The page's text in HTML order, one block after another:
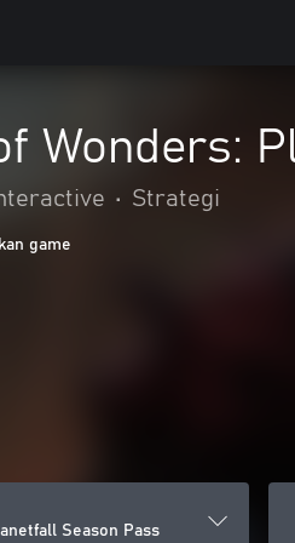
Wonders:
• Strategi
game
Season Pass